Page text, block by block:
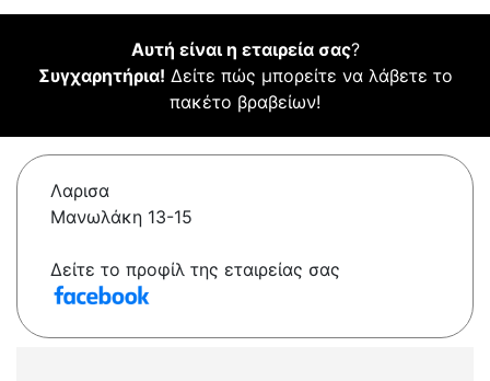
Αυτή είναι η εταιρεία σας?
Συγχαρητήρια! Δείτε πώς μπορείτε να λάβετε το
πακέτο βραβείων!
Λαρισα
Μανωλάκη 13-15
Δείτε το προφίλ της εταιρείας σας